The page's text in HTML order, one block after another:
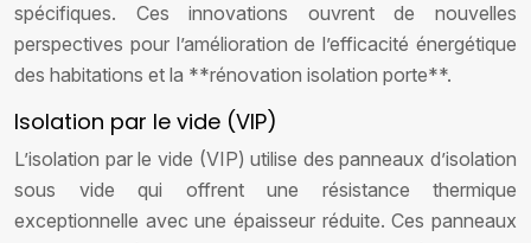
spécifiques. Ces innovations ouvrent de nouvelles
perspectives pour l’amélioration de l’efficacité énergétique
des habitations et la **rénovation isolation porte**.
Isolation par le vide (VIP)
L’isolation par le vide (VIP) utilise des panneaux d’isolation
sous vide qui offrent une résistance thermique
exceptionnelle avec une épaisseur réduite. Ces panneaux